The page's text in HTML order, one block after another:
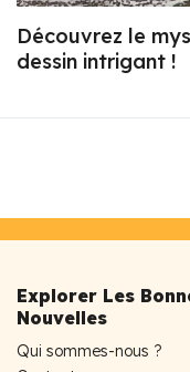
Découvrez le
dessin intrigant !
Explorer Les
Nouvelles
Qui sommes-nous ?